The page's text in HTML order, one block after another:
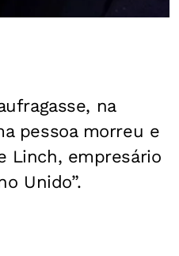
na
pessoa morreu e
Linch, empresário
Unido”.